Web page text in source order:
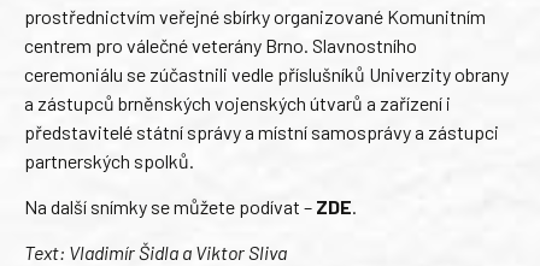
prostřednictvím veřejné sbírky organizované Komunitním
centrem pro válečné veterány Brno. Slavnostního
ceremoniálu se zúčastnili vedle příslušníků Univerzity obrany
a zástupců brněnských vojenských útvarů a zařízení i
představitelé státní správy a místní samosprávy a zástupci
partnerských spolků.
Na další snímky se můžete podívat – ZDE.
Text: Vladimír Šidla a Viktor Sliva